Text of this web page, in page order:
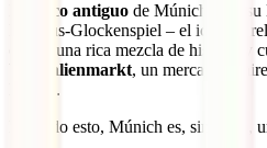
casco antiguo de Múnich, con
Rathaus-Glockenspiel – el icónico
ofrece una rica mezcla de historia y
Viktualienmarkt, un mercado al
locales.
Por todo esto, Múnich es, sin duda,